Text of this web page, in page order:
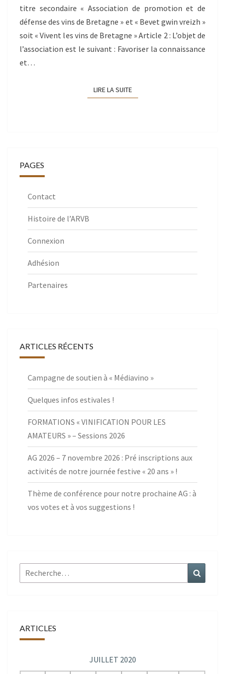
titre secondaire « Association de promotion et de
défense des vins de Bretagne » et « Bevet gwin vreizh »
soit « Vivent les vins de Bretagne » Article 2 : L’objet de
l’association est le suivant : Favoriser la connaissance
et…
LIRE LA SUITELIRE LA SUITE
PAGES
Contact
Histoire de l’ARVB
Connexion
Adhésion
Partenaires
ARTICLES RÉCENTS
Campagne de soutien à « Médiavino »
Quelques infos estivales !
FORMATIONS « VINIFICATION POUR LES
AMATEURS » – Sessions 2026
AG 2026 – 7 novembre 2026 : Pré inscriptions aux
activités de notre journée festive « 20 ans » !
Thème de conférence pour notre prochaine AG : à
vos votes et à vos suggestions !
Rechercher :
ARTICLES
JUILLET 2020